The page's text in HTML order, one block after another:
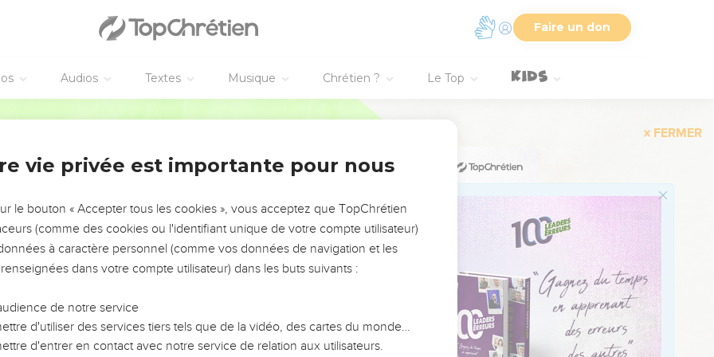
Faire un don
Audios Textes Musique Chrétien ? Le Top
d'épouvante, Quand Dieu paraîtra au milieu de la race juste.
la délivrance d'Israël ? Quand l'Éternel ramènera les captifs de son peuple, Jacob
se réjouira.
Dieu a délivré de la mort
! qui séjournera dans ta tente ? Qui demeurera sur ta montagne sainte ? -
sa langue, Il ne fait point de mal à son semblable, Et il ne jette point l'opprobre sur
vie privée est importante pour nous
le bouton « Accepter tous les cookies », vous acceptez que TopChrétien
(comme des cookies ou l'identifiant unique de votre compte utilisateur)
à caractère personnel (comme vos données de navigation et les
dans votre compte utilisateur) dans les buts suivants :
de notre service
d'utiliser des services tiers tels que de la vidéo, des cartes du monde…
d'entrer en contact avec notre service de relation aux utilisateurs.